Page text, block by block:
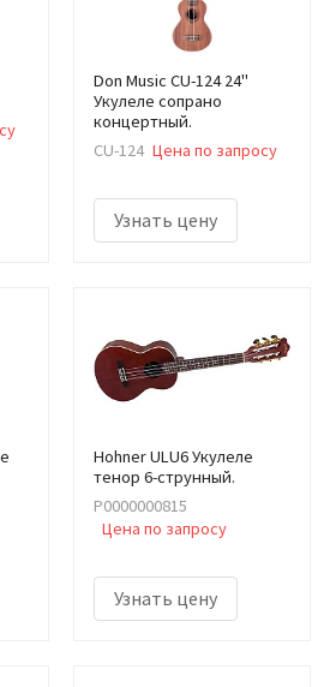
Don Music CU-124 24"
Укулеле сопрано
концертный.
CU-124 Цена по запросу
Узнать цену
Hohner ULU6 Укулеле
тенор 6-струнный.
Р0000000815
Цена по запросу
Узнать цену